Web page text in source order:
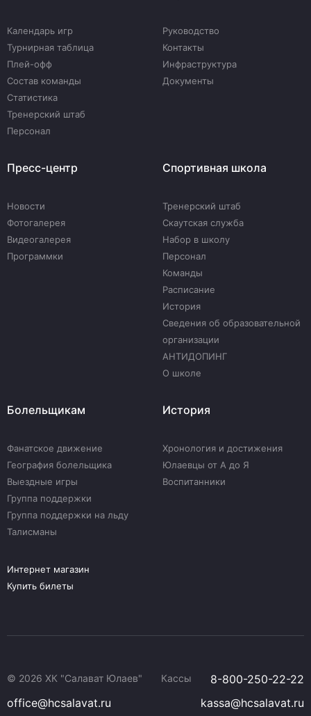
Календарь игр
Турнирная таблица
Плей-офф
Состав команды
Статистика
Тренерский штаб
Персонал
Руководство
Контакты
Инфраструктура
Документы
Пресс-центр
Новости
Фотогалерея
Видеогалерея
Программки
Спортивная школа
Тренерский штаб
Скаутская служба
Набор в школу
Персонал
Команды
Расписание
История
Сведения об образовательной
организации
АНТИДОПИНГ
О школе
Болельщикам
Фанатское движение
География болельщика
Выездные игры
Группа поддержки
Группа поддержки на льду
Талисманы
История
Хронология и достижения
Юлаевцы от А до Я
Воспитанники
Интернет магазин
Купить билеты
© 2026 ХК "Салават Юлаев" Кассы
8-800-250-22-22
office@hcsalavat.ru
kassa@hcsalavat.ru